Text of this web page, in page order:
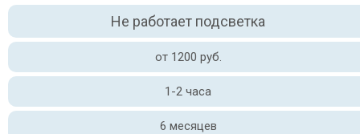
Не работает подсветка
от 1200 руб.
1-2 часа
6 месяцев